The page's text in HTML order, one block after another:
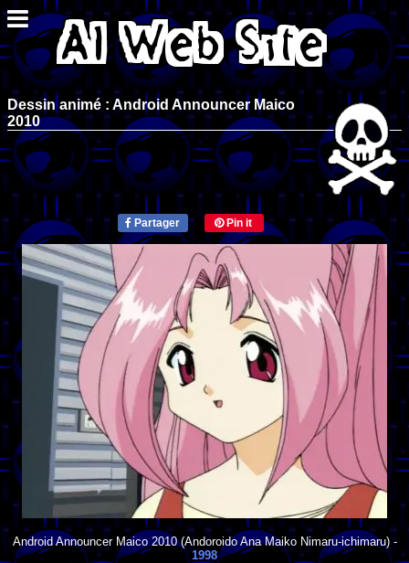
Dessin animé : Android Announcer Maico
2010
Partager Pin it
Android Announcer Maico 2010(Andoroido Ana Maiko Nimaru-ichimaru) -
1998